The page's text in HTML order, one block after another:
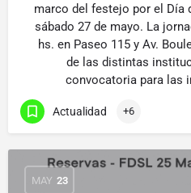
marco del festejo por el Día
sábado 27 de mayo. La
hs. en Paseo 115 y Av.
de las distintas
convocatoria para las
Actualidad +6
MAY 23